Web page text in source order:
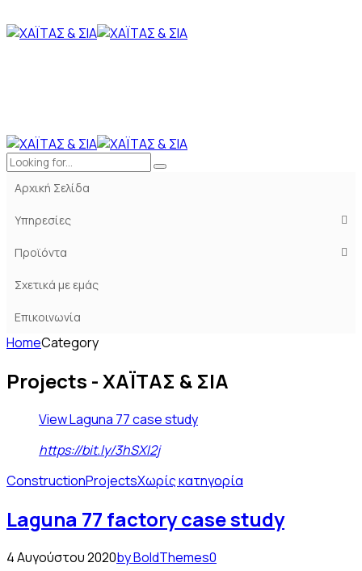
Αρχική Σελίδα
Υπηρεσίες
Προϊόντα
Σχετικά με εμάς
Επικοινωνία
HomeCategory
Projects - ΧΑΪΤΑΣ & ΣΙΑ
View Laguna 77 case study
https://bit.ly/3hSXI2j
ConstructionProjectsΧωρίς κατηγορία
Laguna 77 factory case study
4 Αυγούστου 2020by BoldThemes0